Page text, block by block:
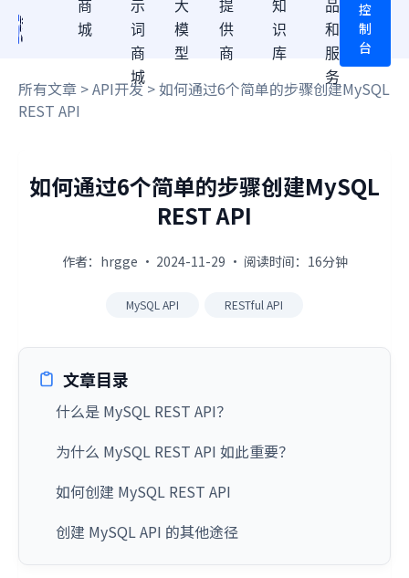
商
城
示
词
商
城
大
模
型
提
供
商
知
识
库
品
和
服
务
控
制
台
所有文章 >API开发> 如何通过6个简单的步骤创建MySQL
REST API
如何通过6个简单的步骤创建MySQL
REST API
作者：hrgge · 2024-11-29 · 阅读时间：16分钟
MySQL API RESTful API
文章目录
什么是 MySQL REST API？
为什么 MySQL REST API 如此重要？
如何创建 MySQL REST API
创建 MySQL API 的其他途径